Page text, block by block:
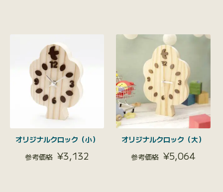
オリジナルクロック（小）
¥3,132
オリジナルクロック（大）
¥5,064